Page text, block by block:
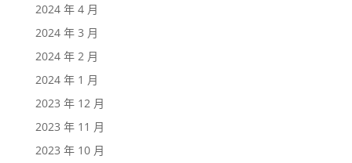
2024 年 4 月
2024 年 3 月
2024 年 2 月
2024 年 1 月
2023 年 12 月
2023 年 11 月
2023 年 10 月